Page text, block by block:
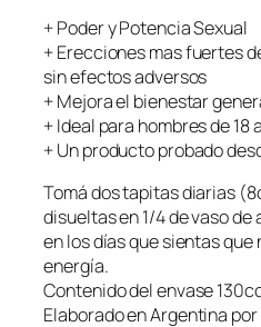
l
i
j
a
n
–
V
g
o
r
i
+ Poder y Potencia Sexual
+ Erecciones mas fuertes
sin efectos adversos
+ Mejora el bienestar
+ Ideal para hombres de 18
+ Un producto probado
Tomá dos tapitas diarias
disueltas en 1/4 de vaso
en los días que sientas
energía.
Contenido del envase
Elaborado en Argentina